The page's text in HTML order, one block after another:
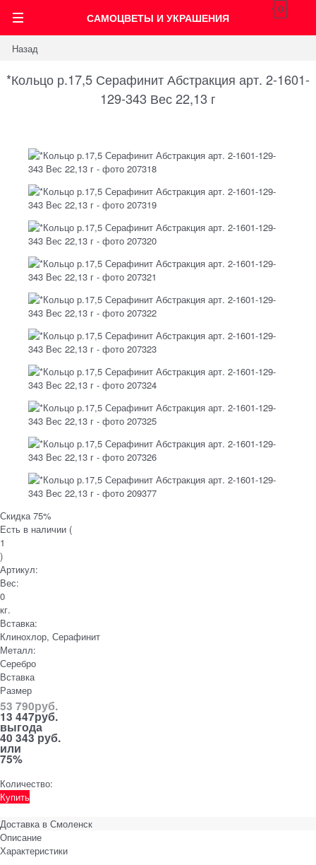
САМОЦВЕТЫ И УКРАШЕНИЯ
0
Назад
*Кольцо р.17,5 Серафинит Абстракция арт. 2-1601-
129-343 Вес 22,13 г
Скидка 75%
Есть в наличии (
1
)
Артикул:
Вес:
0
кг.
Вставка:
Клинохлор, Серафинит
Металл:
Серебро
Вставка
Размер
53 790руб.
13 447руб.
выгода
40 343 руб.
или
75%
Количество:
Купить
Доставка в Смоленск
Описание
Характеристики